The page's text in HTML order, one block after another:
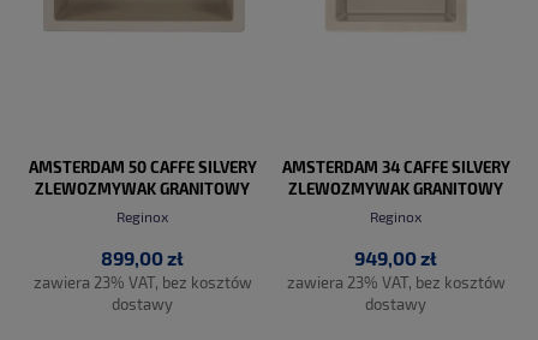
AMSTERDAM 50 CAFFE SILVERY
ZLEWOZMYWAK GRANITOWY
Reginox
899,00 zł
zawiera 23% VAT, bez kosztów
dostawy
AMSTERDAM 34 CAFFE SILVERY
ZLEWOZMYWAK GRANITOWY
Reginox
949,00 zł
zawiera 23% VAT, bez kosztów
dostawy